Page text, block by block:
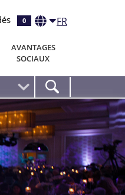
0 FR
AVANTAGES
SOCIAUX